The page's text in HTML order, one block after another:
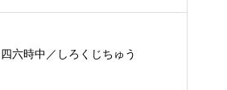
四六時中／しろくじちゅう